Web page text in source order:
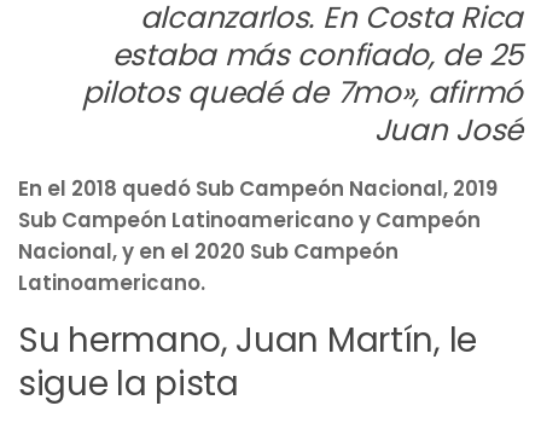
alcanzarlos. En Costa Rica
estaba más confiado, de 25
pilotos quedé de 7mo», afirmó
Juan José
En el 2018 quedó Sub Campeón Nacional, 2019
Sub Campeón Latinoamericano y Campeón
Nacional, y en el 2020 Sub Campeón
Latinoamericano.
Su hermano, Juan Martín, le
sigue la pista